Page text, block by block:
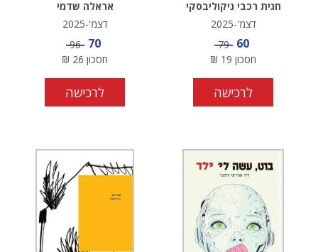
חגית רכבי ניקוליבסקי
דצמ'-2025
מחיר מבצע
60 מחיר
79
חסכון 19
₪
לרכישה
אראלה שדמי
דצמ'-2025
מחיר מבצע
70 מחיר
96
חסכון 26
₪
לרכישה